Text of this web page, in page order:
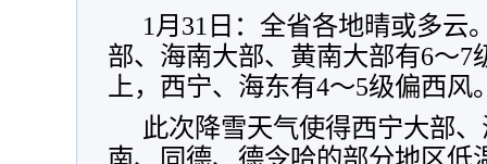
1月31日：全省各地晴或多云
部、海南大部、黄南大部有6～7
上，西宁、海东有4～5级偏西风
此次降雪天气使得西宁大部
南、同德、德令哈的部分地区低